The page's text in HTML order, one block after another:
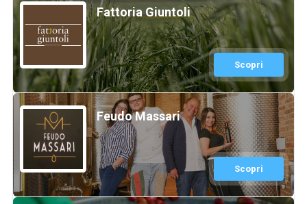
Fattoria Giuntoli
Scopri
Feudo Massari
Scopri